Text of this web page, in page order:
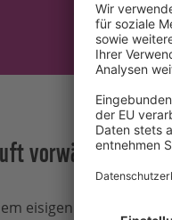
vorwärmen
eisigen nordischen